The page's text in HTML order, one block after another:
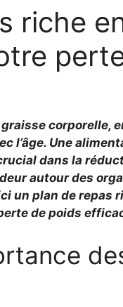
riche
corporelle,
l’âge. Une
dans la
autour des
un plan de repas
de poids